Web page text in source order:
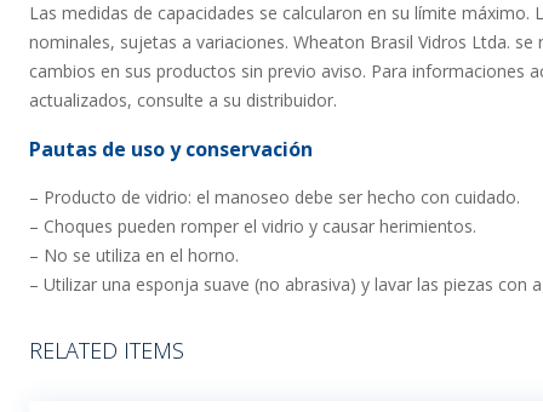
Las medidas de capacidades se calcularon en su límite máximo.
nominales, sujetas a variaciones. Wheaton Brasil Vidros Ltda. se
cambios en sus productos sin previo aviso. Para informaciones
actualizados, consulte a su distribuidor.
Pautas de uso y conservación
– Producto de vidrio: el manoseo debe ser hecho con cuidado.
– Choques pueden romper el vidrio y causar herimientos.
– No se utiliza en el horno.
– Utilizar una esponja suave (no abrasiva) y lavar las piezas con
RELATED ITEMS